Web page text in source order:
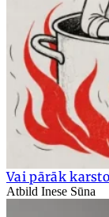
Vai pārāk
Atbild Inese Sūna